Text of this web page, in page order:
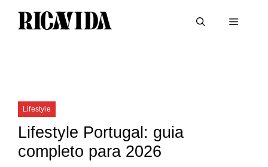
Categorias
Lifestyle
Lifestyle Portugal: guia
completo para 2026